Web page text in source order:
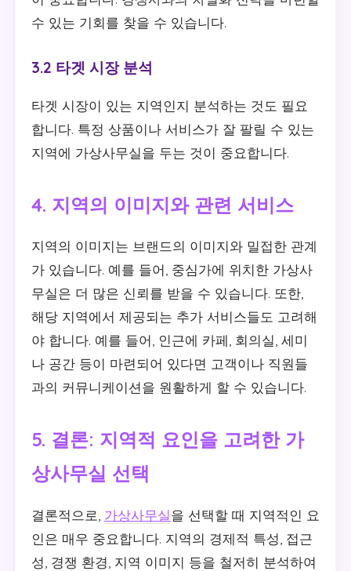
수 있는 기회를 찾을 수 있습니다.
3.2 타겟 시장 분석
타겟 시장이 있는 지역인지 분석하는 것도 필요
합니다. 특정 상품이나 서비스가 잘 팔릴 수 있는
지역에 가상사무실을 두는 것이 중요합니다.
4. 지역의 이미지와 관련 서비스
지역의 이미지는 브랜드의 이미지와 밀접한 관계
가 있습니다. 예를 들어, 중심가에 위치한 가상사
무실은 더 많은 신뢰를 받을 수 있습니다. 또한,
해당 지역에서 제공되는 추가 서비스들도 고려해
야 합니다. 예를 들어, 인근에 카페, 회의실, 세미
나 공간 등이 마련되어 있다면 고객이나 직원들
과의 커뮤니케이션을 원활하게 할 수 있습니다.
5. 결론: 지역적 요인을 고려한 가
상사무실 선택
결론적으로, 가상사무실을 선택할 때 지역적인 요
인은 매우 중요합니다. 지역의 경제적 특성, 접근
성, 경쟁 환경, 지역 이미지 등을 철저히 분석하여